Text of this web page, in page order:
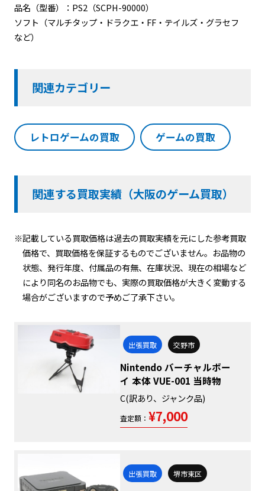
品名（型番）：PS2（SCPH-90000）
ソフト（マルチタップ・ドラクエ・FF・テイルズ・グラセフ
など）
関連カテゴリー
レトロゲームの買取 ゲームの買取
関連する買取実績（大阪のゲーム買取）
※記載している買取価格は過去の買取実績を元にした参考買取
価格で、買取価格を保証するものでございません。お品物の
状態、発行年度、付属品の有無、在庫状況、現在の相場など
により同名のお品物でも、実際の買取価格が大きく変動する
場合がございますので予めご了承下さい。
出張買取 交野市
Nintendo バーチャルボー
イ 本体 VUE-001 当時物
C(訳あり、ジャンク品)
査定額： ¥7,000
出張買取 堺市東区